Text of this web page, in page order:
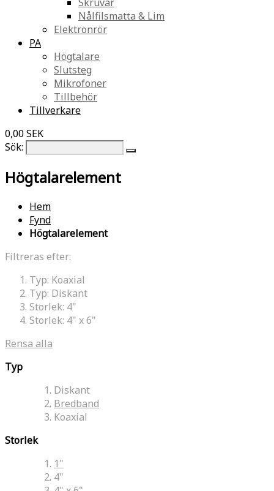
Nålfilsmatta & Lim
Elektronrör
PA
Högtalare
Slutsteg
Mikrofoner
Tillbehör
Tillverkare
0,00 SEK
Sök:
Högtalarelement
Hem
Fynd
Högtalarelement
Filtreras efter:
Typ: Koaxial
Typ: Diskant
Storlek: 4"
Storlek: 4" x 6"
Rensa alla
Typ
Diskant
Bredband
Koaxial
Storlek
1"
4"